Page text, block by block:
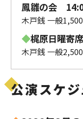
鳳雛の会
木戸銭 一般
◆梶原日曜寄
木戸銭 一般
公演スケ